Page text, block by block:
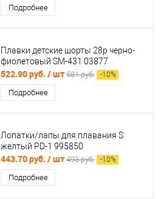
Подробнее
Плавки детские шорты 28р черно-
фиолетовый SM-431 03877
522.90 руб. / шт 581 руб. -10%
Подробнее
Лопатки/лапы для плавания S
желтый PD-1 995850
443.70 руб. / шт 493 руб. -10%
Подробнее